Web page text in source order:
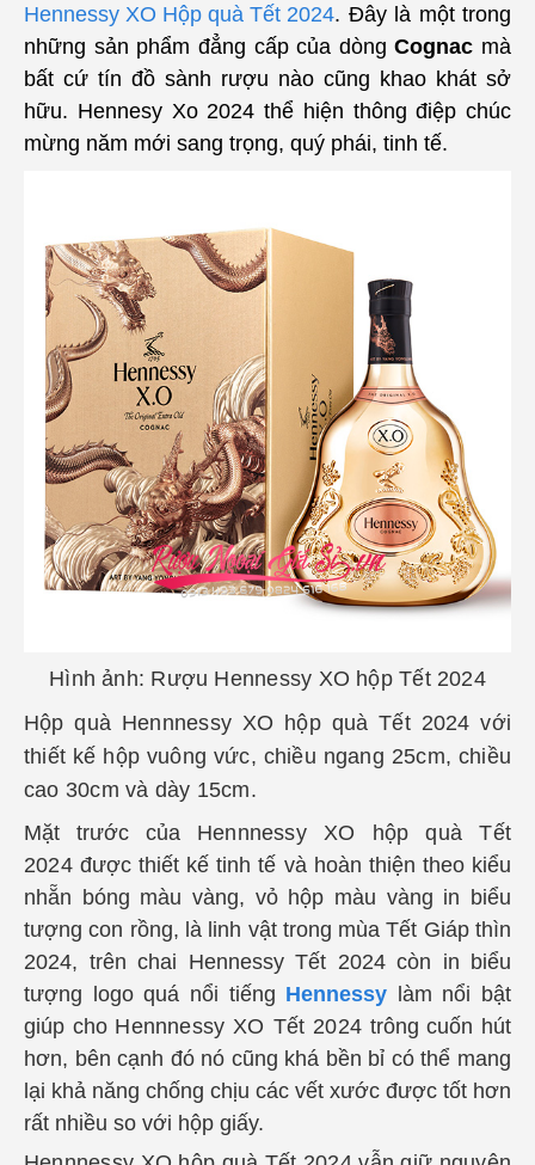
Hennessy XO Hộp quà Tết 2024. Đây là một trong
những sản phẩm đẳng cấp của dòngCognac mà
bất cứ tín đồ sành rượu nào cũng khao khát sở
hữu. Hennesy Xo 2024 thể hiện thông điệp chúc
mừng năm mới sang trọng, quý phái, tinh tế.
Hình ảnh: Rượu Hennessy XO hộp Tết 2024
Hộp quà Hennnessy XO hộp quà Tết 2024 với
thiết kế hộp vuông vức, chiều ngang 25cm, chiều
cao 30cm và dày 15cm.
Mặt trước của Hennnessy XO hộp quà Tết
2024được thiết kế tinh tế và hoàn thiện theo kiểu
nhẵn bóng màu vàng, vỏ hộp màu vàng in biểu
tượng con rồng, là linh vật trong mùa Tết Giáp thìn
2024, trên chai Hennessy Tết 2024 còn in biểu
tượng logo quá nổi tiếng Hennessy làm nổi bật
giúp cho Hennnessy XO Tết 2024 trông cuốn hút
hơn, bên cạnh đó nó cũng khá bền bỉ có thể mang
lại khả năng chống chịu các vết xước được tốt hơn
rất nhiều so với hộp giấy.